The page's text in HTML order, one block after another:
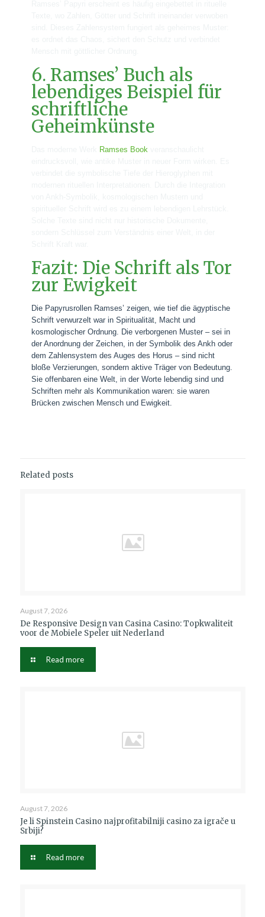
6. Ramses’ Buch als
lebendiges Beispiel für
schriftliche
Geheimkünste
Ramses Book
Fazit: Die Schrift als Tor
zur Ewigkeit
Die Papyrusrollen Ramses’ zeigen, wie tief die ägyptische
Schrift verwurzelt war in Spiritualität, Macht und
kosmologischer Ordnung. Die verborgenen Muster – sei in
der Anordnung der Zeichen, in der Symbolik des Ankh oder
dem Zahlensystem des Auges des Horus – sind nicht
bloße Verzierungen, sondern aktive Träger von Bedeutung.
Sie offenbaren eine Welt, in der Worte lebendig sind und
Schriften mehr als Kommunikation waren: sie waren
Brücken zwischen Mensch und Ewigkeit.
Related posts
August 7, 2026
De Responsive Design van Casina Casino: Topkwaliteit
voor de Mobiele Speler uit Nederland
Read more
August 7, 2026
Je li Spinstein Casino najprofitabilniji casino za igrače u
Srbiji?
Read more